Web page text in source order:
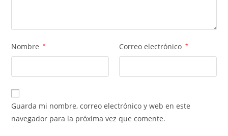
Nombre * Correo electrónico *
Guarda mi nombre, correo electrónico y web en este
navegador para la próxima vez que comente.